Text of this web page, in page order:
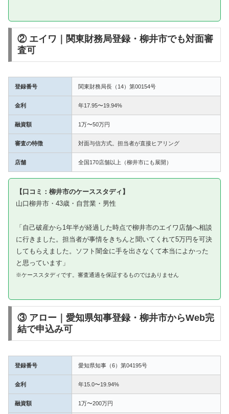
② エイワ｜関東財務局登録・柳井市でも対面審
査可
登録番号 関東財務局長（14）第00154号
金利 年17.95〜19.94%
融資額 1万〜50万円
審査の特徴 対面与信方式。担当者が直接ヒアリング
店舗 全国170店舗以上（柳井市にも展開）
【口コミ：柳井市のケーススタディ】
山口柳井市・43歳・自営業・男性
「自己破産から1年半が経過した時点で柳井市のエイワ店舗へ相談
に行きました。担当者が事情をきちんと聞いてくれて5万円を可決
してもらえました。ソフト闇金に手を出さなくて本当によかった
と思っています」
※ケーススタディです。審査通過を保証するものではありません
③ アロー｜愛知県知事登録・柳井市からWeb完
結で申込み可
登録番号 愛知県知事（6）第04195号
金利 年15.0〜19.94%
融資額 1万〜200万円